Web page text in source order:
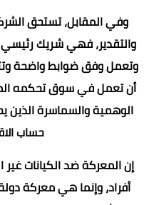
وفي المقابل، تستحق
والتقدير، فهي شريك رئيسي
وتعمل وفق ضوابط واضحة
أن تعمل في سوق تحكمه
الوهمية والسماسرة
حساب
إن المعركة ضد الكيانات
أفراد، وإنما هي معركة